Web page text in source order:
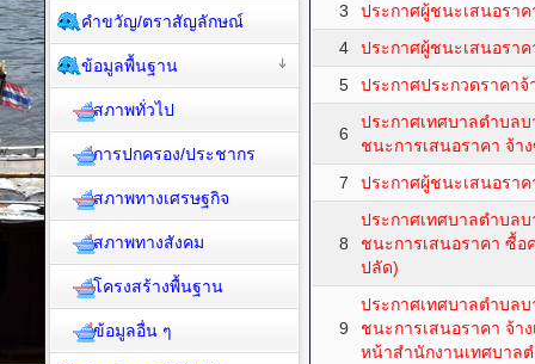
3
ประกาศผู้ชนะเสนอราค
4
ประกาศผู้ชนะเสนอราค
5
ประกาศประกวดราคาจ้
6
ประกาศเทศบาลตำบลบ
ชนะการเสนอราคา จ้า
7
ประกาศผู้ชนะเสนอราค
8
ประกาศเทศบาลตำบลบ
ชนะการเสนอราคา ซื้
ปลัด)
9
ประกาศเทศบาลตำบลบ
ชนะการเสนอราคา จ้า
หน้าสำนักงานเทศบาล
คำขวัญ/ตราสัญลักษณ์
ข้อมูลพื้นฐาน
สภาพทั่วไป
การปกครอง/ประชากร
สภาพทางเศรษฐกิจ
สภาพทางสังคม
โครงสร้างพื้นฐาน
ข้อมูลอื่น ๆ